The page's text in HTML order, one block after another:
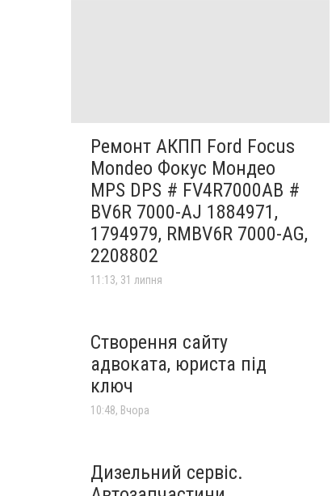
Ремонт АКПП Ford Focus
Mondeo Фокус Мондео
MPS DPS # FV4R7000AB #
BV6R 7000-AJ 1884971,
1794979, RMBV6R 7000-AG,
2208802
11:13, 31 липня
Створення сайту
адвоката, юриста під
ключ
10:48, Вчора
Дизельний сервіс.